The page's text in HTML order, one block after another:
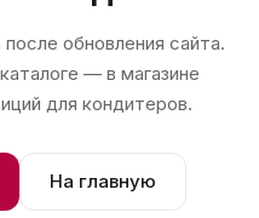
обновления сайта.
— в магазине
для кондитеров.
На главную